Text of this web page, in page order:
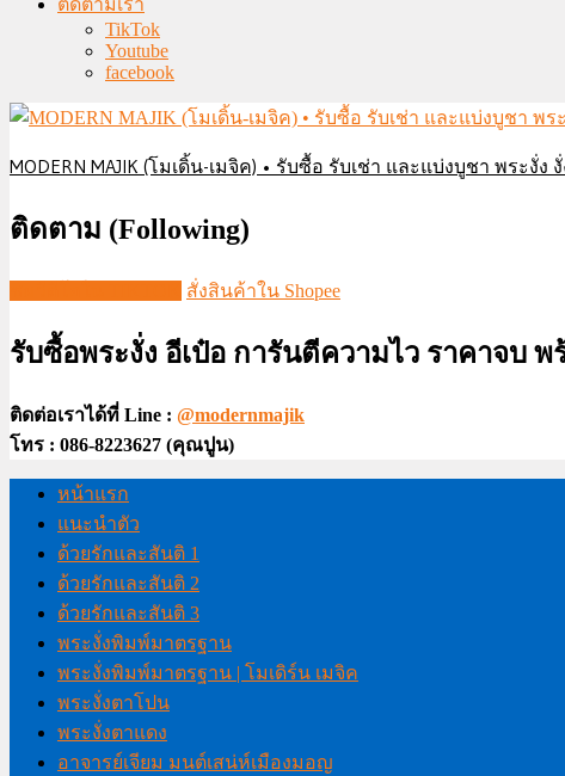
ติดตามเรา
TikTok
Youtube
facebook
MODERN MAJIK (โมเดิ้น-เมจิค) • รับซื้อ รับเช่า และแบ่งบูชา พระงั่
ติดตาม (Following)
สั่งสินค้าใน Shopee
รับซื้อพระงั่ง อีเป๋อ การันตีความไว ราคาจบ
ติดต่อเราได้ที่ Line : @modernmajik
โทร : 086-8223627 (คุณปูน)
หน้าแรก
แนะนำตัว
ด้วยรักและสันติ 1
ด้วยรักและสันติ 2
ด้วยรักและสันติ 3
พระงั่งพิมพ์มาตรฐาน
พระงั่งพิมพ์มาตรฐาน | โมเดิร์น เมจิค
พระงั่งตาโปน
พระงั่งตาแดง
อาจารย์เจียม มนต์เสน่ห์เมืองมอญ